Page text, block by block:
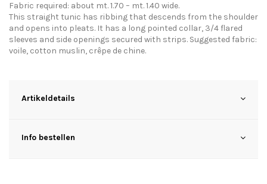
Fabric required: about mt. 1.70 – mt. 1.40 wide.
This straight tunic has ribbing that descends from the shoulder
and opens into pleats. It has a long pointed collar, 3/4 flared
sleeves and side openings secured with strips. Suggested fabric:
voile, cotton muslin, crêpe de chine.
Artikeldetails
Info bestellen